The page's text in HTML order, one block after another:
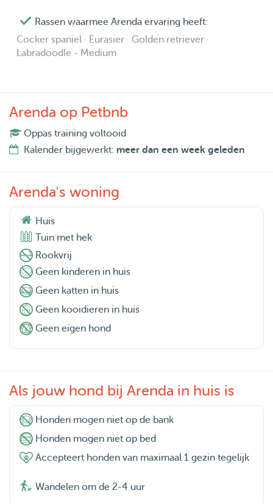
Rassen waarmee Arenda ervaring heeft:
Cocker spaniel · Eurasier · Golden retriever ·
Labradoodle - Medium
Arenda op Petbnb
Oppas training voltooid
Kalender bijgewerkt: meer dan een week geleden
Arenda's woning
Huis
Tuin met hek
Rookvrij
Geen kinderen in huis
Geen katten in huis
Geen kooidieren in huis
Geen eigen hond
Als jouw hond bij Arenda in huis is
Honden mogen niet op de bank
Honden mogen niet op bed
Accepteert honden van maximaal 1 gezin tegelijk
Wandelen om de 2-4 uur